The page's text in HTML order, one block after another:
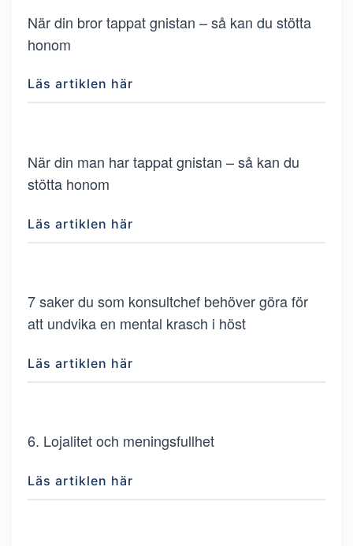
När din bror tappat gnistan – så kan du stötta
honom
Läs artiklen här
När din man har tappat gnistan – så kan du
stötta honom
Läs artiklen här
7 saker du som konsultchef behöver göra för
att undvika en mental krasch i höst
Läs artiklen här
6. Lojalitet och meningsfullhet
Läs artiklen här